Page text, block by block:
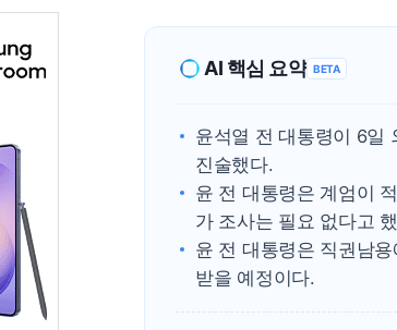
AI 핵심 요약 BETA
윤석열 전 대통령이 6일
진술했다.
윤 전 대통령은 계엄이
가 조사는 필요 없다고
윤 전 대통령은 직권남
받을 예정이다.